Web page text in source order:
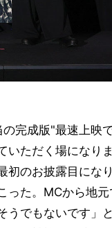
完成版"最速上映
いただく場になり
初のお披露目にな
った。MCから地
うでもないです」